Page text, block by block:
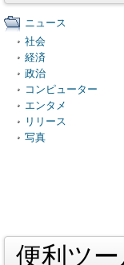
ニュース
社会
経済
政治
コンピューター
エンタメ
リリース
写真
便利ツ